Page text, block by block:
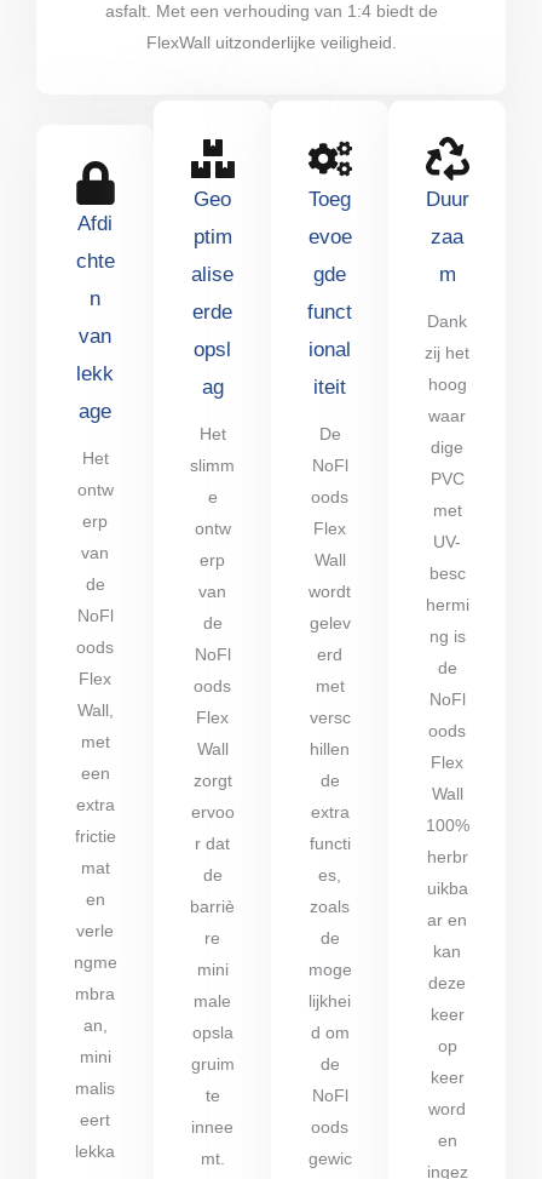
asfalt. Met een verhouding van 1:4 biedt de
FlexWall uitzonderlijke veiligheid.
Afdi
chte
n
van
lekk
age
Het
ontw
erp
van
de
NoFl
oods
Flex
Wall,
met
een
extra
frictie
mat
en
verle
ngme
mbra
an,
mini
malis
eert
lekka
Geo
ptim
alise
erde
opsl
ag
Het
slimm
e
ontw
erp
van
de
NoFl
oods
Flex
Wall
zorgt
ervoo
r dat
de
barriè
re
mini
male
opsla
gruim
te
innee
mt.
Toeg
evoe
gde
funct
ional
iteit
De
NoFl
oods
Flex
Wall
wordt
gelev
erd
met
versc
hillen
de
extra
functi
es,
zoals
de
moge
lijkhei
d om
de
NoFl
oods
gewic
Duur
zaa
m
Dank
zij het
hoog
waar
dige
PVC
met
UV-
besc
hermi
ng is
de
NoFl
oods
Flex
Wall
100%
herbr
uikba
ar en
kan
deze
keer
op
keer
word
en
ingez